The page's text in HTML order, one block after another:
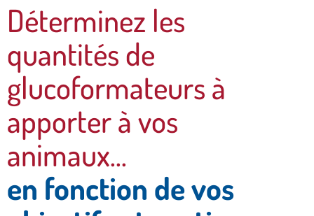
Déterminez les
quantités de
glucoformateurs à
apporter à vos
animaux...
en fonction de vos